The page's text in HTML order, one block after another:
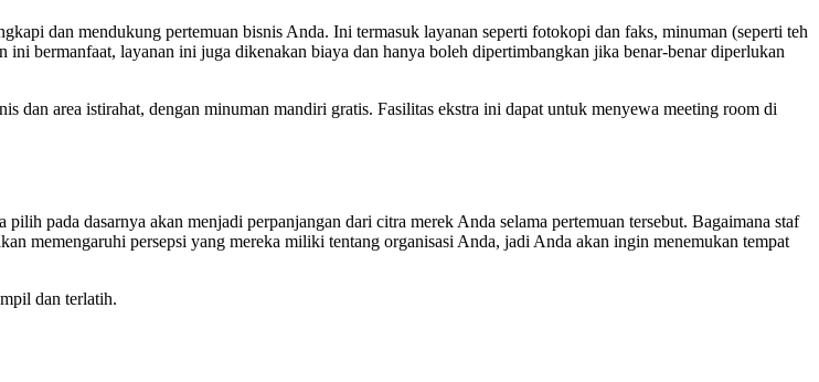
dan mendukung pertemuan bisnis Anda. Ini termasuk layanan seperti fotokopi dan faks, minuman (seperti teh
bermanfaat, layanan ini juga dikenakan biaya dan hanya boleh dipertimbangkan jika benar-benar diperlukan
dan area istirahat, dengan minuman mandiri gratis. Fasilitas ekstra ini dapat untuk menyewa meeting room di
pada dasarnya akan menjadi perpanjangan dari citra merek Anda selama pertemuan tersebut. Bagaimana staf
memengaruhi persepsi yang mereka miliki tentang organisasi Anda, jadi Anda akan ingin menemukan tempat
dan terlatih.